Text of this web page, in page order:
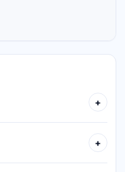
+
+